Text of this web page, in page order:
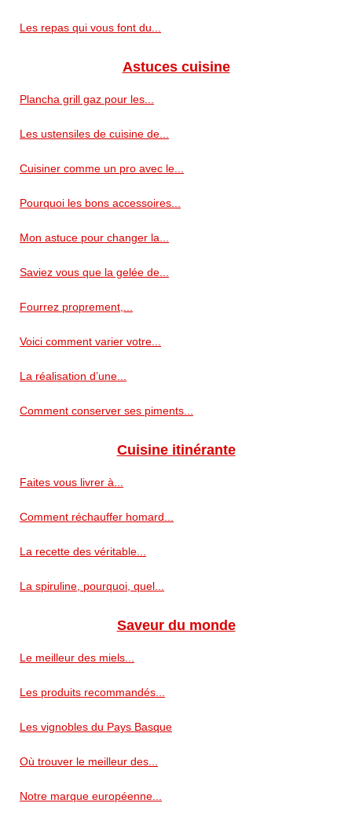
Les repas qui vous font du...
Astuces cuisine
Plancha grill gaz pour les...
Les ustensiles de cuisine de...
Cuisiner comme un pro avec le...
Pourquoi les bons accessoires...
Mon astuce pour changer la...
Saviez vous que la gelée de...
Fourrez proprement,...
Voici comment varier votre...
La réalisation d’une...
Comment conserver ses piments...
Cuisine itinérante
Faites vous livrer à...
Comment réchauffer homard...
La recette des véritable...
La spiruline, pourquoi, quel...
Saveur du monde
Le meilleur des miels...
Les produits recommandés...
Les vignobles du Pays Basque
Où trouver le meilleur des...
Notre marque européenne...